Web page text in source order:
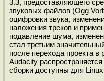
3.3, предоставляющего
звуковых файлов (Ogg
оцифровки звука,
наложения треков и
подавление шума,
стал третьим
после перехода проекта
Audacity
сборки доступны для